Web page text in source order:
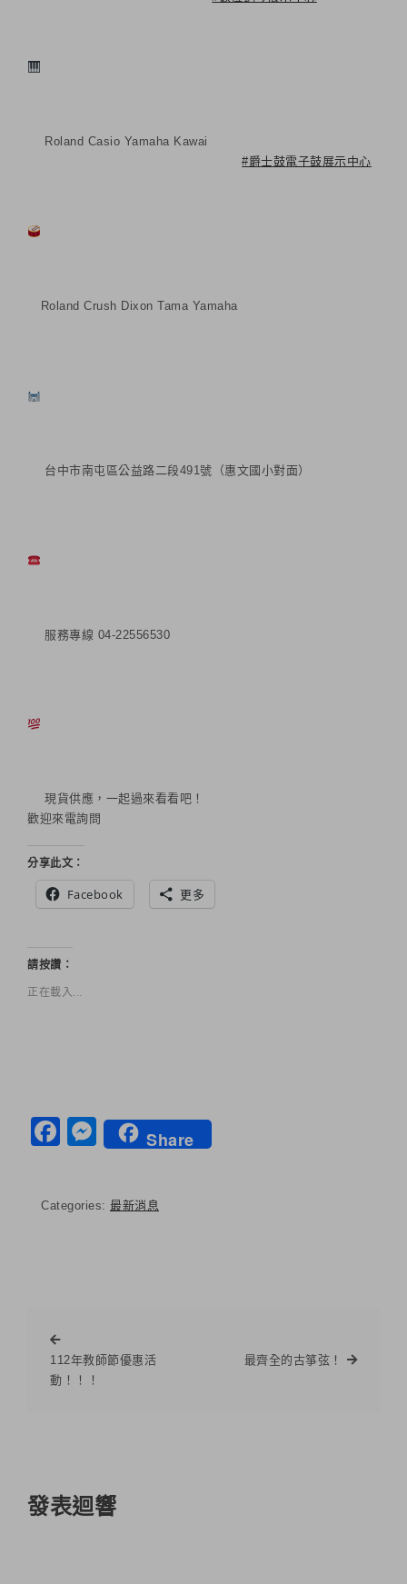
Roland Casio Yamaha Kawai
Roland Crush Dixon Tama Yamaha
#爵士鼓電子鼓展示中心
台中市南屯區公益路二段491號（惠文國小對面）
服務專線 04-22556530
現貨供應，一起過來看看吧！
歡迎來電詢問
分享此文：
Facebook 更多
請按讚：
正在載入...
Facebook
Messenger
Share
Categories: 最新消息
112年教師節優惠活
動！！！
最齊全的古箏弦！
發表迴響